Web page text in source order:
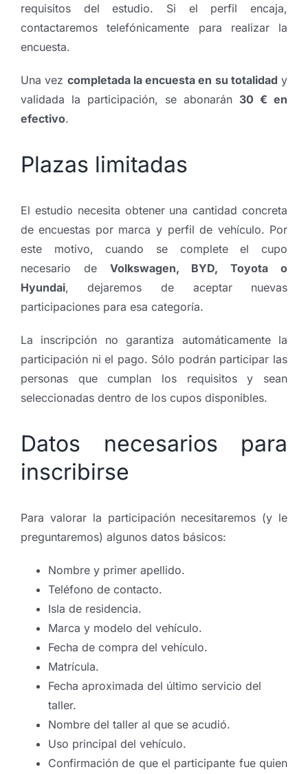
requisitos del estudio. Si el perfil encaja,
contactaremos telefónicamente para realizar la
encuesta.
Una vez completada la encuesta en su totalidad y
validada la participación, se abonarán 30 € en
efectivo.
Plazas limitadas
El estudio necesita obtener una cantidad concreta
de encuestas por marca y perfil de vehículo. Por
este motivo, cuando se complete el cupo
necesario de Volkswagen, BYD, Toyota o
Hyundai, dejaremos de aceptar nuevas
participaciones para esa categoría.
La inscripción no garantiza automáticamente la
participación ni el pago. Sólo podrán participar las
personas que cumplan los requisitos y sean
seleccionadas dentro de los cupos disponibles.
Datos necesarios para
inscribirse
Para valorar la participación necesitaremos (y le
preguntaremos) algunos datos básicos:
Nombre y primer apellido.
Teléfono de contacto.
Isla de residencia.
Marca y modelo del vehículo.
Fecha de compra del vehículo.
Matrícula.
Fecha aproximada del último servicio del
taller.
Nombre del taller al que se acudió.
Uso principal del vehículo.
Confirmación de que el participante fue quien